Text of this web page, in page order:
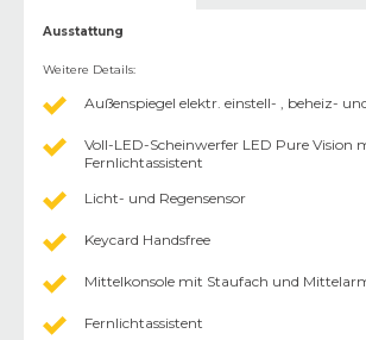
Ausstattung
Weitere Details:
Außenspiegel elektr. einstell- , beheiz-
Voll-LED-Scheinwerfer LED Pure Vision
Fernlichtassistent
Licht- und Regensensor
Keycard Handsfree
Mittelkonsole mit Staufach und
Fernlichtassistent